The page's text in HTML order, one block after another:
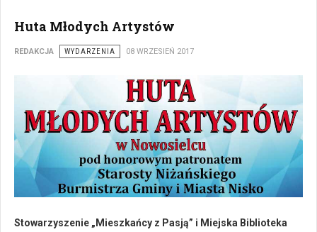
Huta Młodych Artystów
REDAKCJA WYDARZENIA 08 WRZESIEŃ 2017
Stowarzyszenie „Mieszkańcy z Pasją” i Miejska Biblioteka